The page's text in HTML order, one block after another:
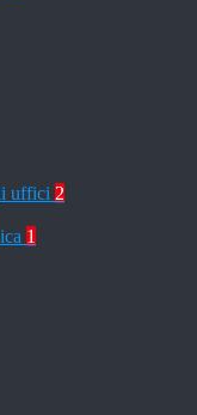
uffici 2
1